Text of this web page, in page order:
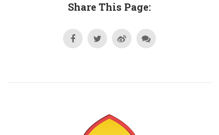
Share This Page: